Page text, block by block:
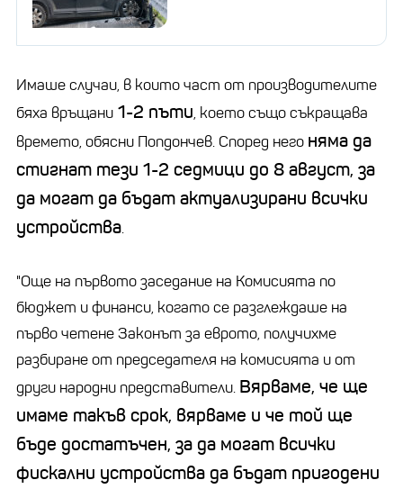
Имаше случаи, в които част от производителите
бяха връщани 1-2 пъти, което също съкращава
времето, обясни Попдончев. Според него няма да
стигнат тези 1-2 седмици до 8 август, за
да могат да бъдат актуализирани всички
устройства.
"Още на първото заседание на Комисията по
бюджет и финанси, когато се разглеждаше на
първо четене Законът за еврото, получихме
разбиране от председателя на комисията и от
други народни представители. Вярваме, че ще
имаме такъв срок, вярваме и че той ще
бъде достатъчен, за да могат всички
фискални устройства да бъдат пригодени